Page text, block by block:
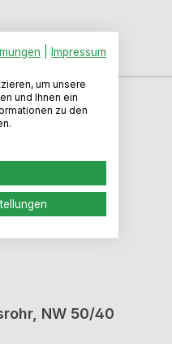
NW 50/40
Impressum
um unsere
und Ihnen ein
zu den